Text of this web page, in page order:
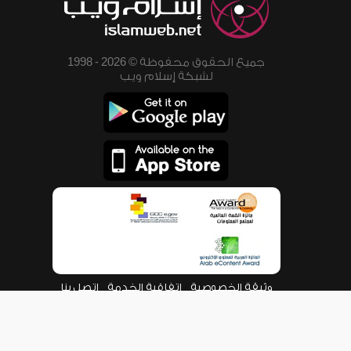
جميع الحقوق محفوظة © 2026 - 1998
لشبكة إسلام ويب
وثيقة الخصوصية اتفاقية الخدمة اتصل بنا